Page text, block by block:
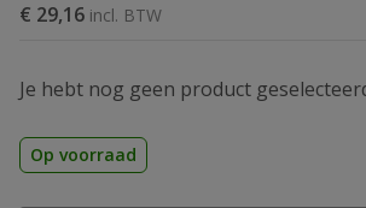
€ 29,16
Je hebt nog geen product
Op voorraad